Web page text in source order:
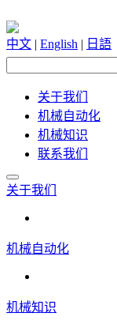
中文 | English | 日語
关于我们
机械自动化
机械知识
联系我们
关于我们
机械自动化
机械知识